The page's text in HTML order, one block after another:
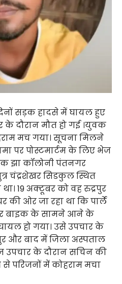
सड़क हादसे में घायल हुए
के दौरान मौत हो गई ।युवक
मच गया। सूचना मिलने
पर पोस्टमार्टम के लिए भेज
झा कॉलोनी पंतनगर
चंद्रशेखर सिडकुल स्थित
19 अक्टूबर को वह रुद्रपुर
की ओर जा रहा था कि पार्ले
बाइक के सामने आने के
हो गया। उसे उपचार के
और बाद में जिला अस्पताल
उपचार के दौरान सचिन की
परिजनों में कोहराम मचा